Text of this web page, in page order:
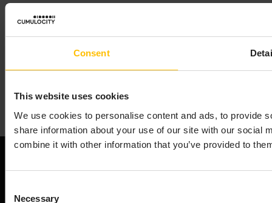
Consent
This website uses cookies
We use cookies to personalise content and ads, to provide
share information about your use of our site with our social
combine it with other information that you’ve provided to
Selection
Necessary